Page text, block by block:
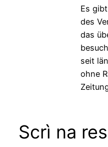
Es
des
das
seit
ohne
Scrì na